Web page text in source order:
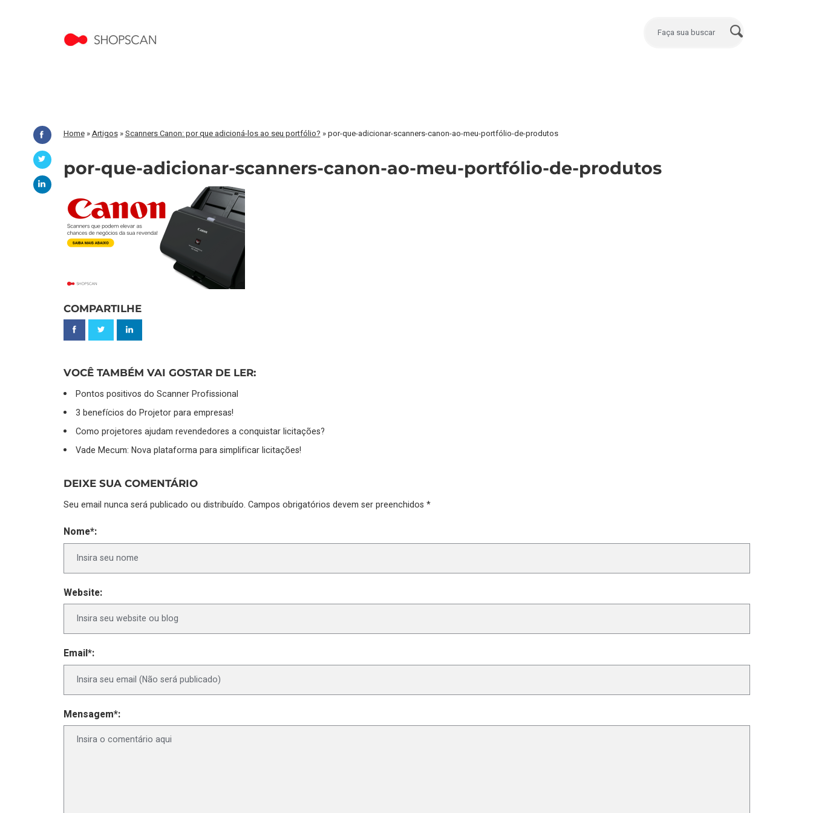
Home»Artigos»Scanners Canon: por que adicioná-los ao seu portfólio? »por-que-adicionar-scanners-canon-ao-meu-portfólio-de-produtos
por-que-adicionar-scanners-canon-ao-meu-portfólio-de-produtos
COMPARTILHE
VOCÊ TAMBÉM VAI GOSTAR DE LER:
Pontos positivos do Scanner Profissional
3 benefícios do Projetor para empresas!
Como projetores ajudam revendedores a conquistar licitações?
Vade Mecum: Nova plataforma para simplificar licitações!
DEIXE SUA COMENTÁRIO
Seu email nunca será publicado ou distribuído. Campos obrigatórios devem ser preenchidos *
Nome*:
Website:
Email*:
Mensagem*: